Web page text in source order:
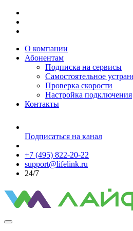
О компании
Абонентам
Подписка на сервисы
Самостоятельное
Проверка скорости
Настройка подключения
Контакты
Подписаться на канал
+7 (495) 822-20-22
support@lifelink.ru
24/7